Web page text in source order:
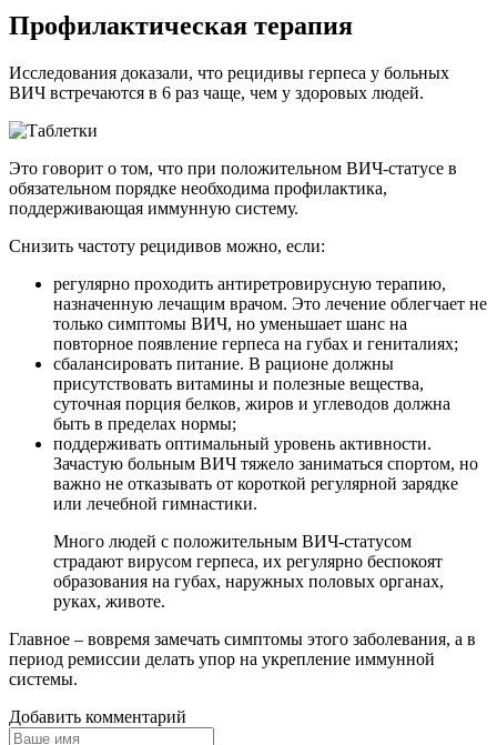
Профилактическая терапия
Исследования доказали, что рецидивы герпеса у больных
ВИЧ встречаются в 6 раз чаще, чем у здоровых людей.
Это говорит о том, что при положительном ВИЧ-статусе в
обязательном порядке необходима профилактика,
поддерживающая иммунную систему.
Снизить частоту рецидивов можно, если:
регулярно проходить антиретровирусную терапию,
назначенную лечащим врачом. Это лечение облегчает не
только симптомы ВИЧ, но уменьшает шанс на
повторное появление герпеса на губах и гениталиях;
сбалансировать питание. В рационе должны
присутствовать витамины и полезные вещества,
суточная порция белков, жиров и углеводов должна
быть в пределах нормы;
поддерживать оптимальный уровень активности.
Зачастую больным ВИЧ тяжело заниматься спортом, но
важно не отказывать от короткой регулярной зарядке
или лечебной гимнастики.
Много людей с положительным ВИЧ-статусом
страдают вирусом герпеса, их регулярно беспокоят
образования на губах, наружных половых органах,
руках, животе.
Главное – вовремя замечать симптомы этого заболевания, а в
период ремиссии делать упор на укрепление иммунной
системы.
Добавить комментарий